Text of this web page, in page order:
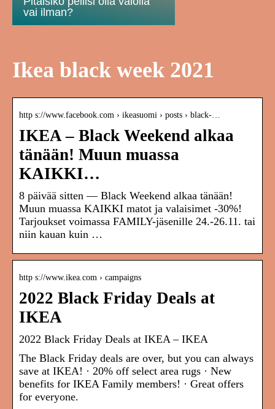
vai ilman?
Ikea black week 2021
http s://www.facebook.com › ikeasuomi › posts › black-…
IKEA – Black Weekend alkaa
tänään! Muun muassa
KAIKKI…
8 päivää sitten — Black Weekend alkaa tänään!
Muun muassa KAIKKI matot ja valaisimet -30%!
Tarjoukset voimassa FAMILY-jäsenille 24.-26.11. tai
niin kauan kuin …
http s://www.ikea.com › campaigns
2022 Black Friday Deals at
IKEA
2022 Black Friday Deals at IKEA – IKEA
The Black Friday deals are over, but you can always
save at IKEA! · 20% off select area rugs · New
benefits for IKEA Family members! · Great offers
for everyone.